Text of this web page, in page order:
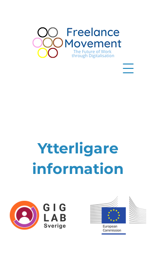
Ytterligare
information